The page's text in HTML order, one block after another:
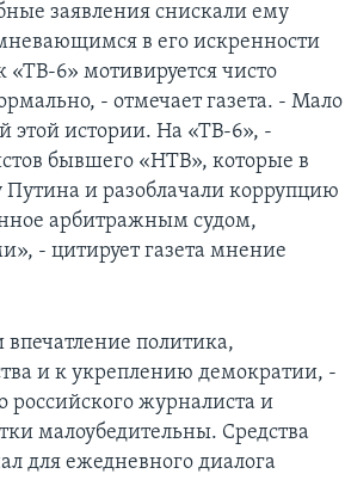
заявления снискали ему
в его искренности
6» мотивируется чисто
- отмечает газета. - Мало
этой истории. На «ТВ-6», -
бывшего «НТВ», которые в
и разоблачали коррупцию
арбитражным судом,
- цитирует газета мнение
впечатление политика,
и к укреплению демократии, -
российского журналиста и
малоубедительны. Средства
для ежедневного диалога